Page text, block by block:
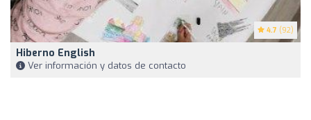
4.7 (92)
Hiberno English
Ver información y datos de contacto